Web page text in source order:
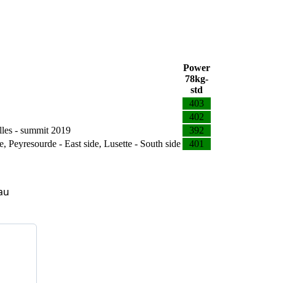
Power
78kg-
std
403
402
- summit 2019
392
- East side, Lusette - South side
401